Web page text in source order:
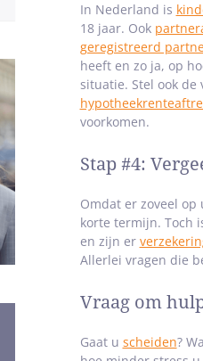
In Nederland is
18 jaar. Ook
geregistreerd
heeft en zo ja, op
situatie. Stel ook
voorkomen.
Stap #4:
Omdat er zoveel
korte termijn. Toch
en zijn er
Allerlei vragen die
Vraag om
Gaat u scheiden?